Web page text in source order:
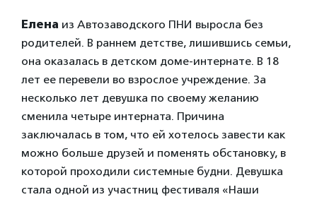
Елена из Автозаводского ПНИ выросла без
родителей. В раннем детстве, лишившись семьи,
она оказалась в детском доме-интернате. В 18
лет ее перевели во взрослое учреждение. За
несколько лет девушка по своему желанию
сменила четыре интерната. Причина
заключалась в том, что ей хотелось завести как
можно больше друзей и поменять обстановку, в
которой проходили системные будни. Девушка
стала одной из участниц фестиваля «Наши